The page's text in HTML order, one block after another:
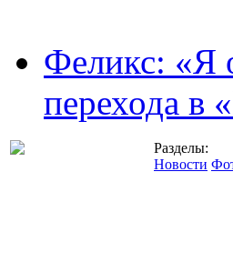
Феликс: «Я
перехода в
Разделы:
Новости